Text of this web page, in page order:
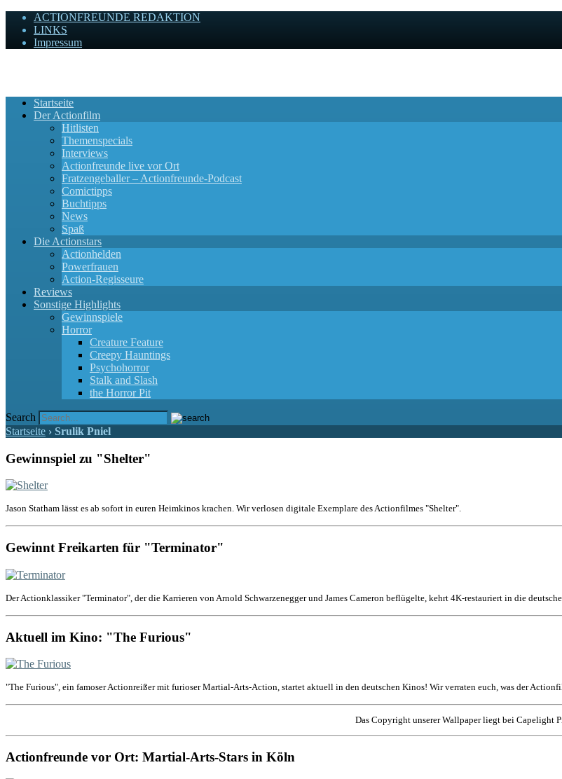
ACTIONFREUNDE REDAKTION
LINKS
Impressum
Startseite
Der Actionfilm
Hitlisten
Themenspecials
Interviews
Actionfreunde live vor Ort
Fratzengeballer – Actionfreunde-Podcast
Comictipps
Buchtipps
News
Spaß
Die Actionstars
Actionhelden
Powerfrauen
Action-Regisseure
Reviews
Sonstige Highlights
Gewinnspiele
Horror
Creature Feature
Creepy Hauntings
Psychohorror
Stalk and Slash
the Horror Pit
Search
Startseite › Srulik Pniel
Gewinnspiel zu "Shelter"
Jason Statham lässt es ab sofort in euren Heimkinos krachen. Wir verlosen digitale Exemplare des Actionfilmes "Shelter".
Gewinnt Freikarten für "Terminator"
Der Actionklassiker "Terminator", der die Karrieren von Arnold Schwarzenegger und James Cameron beflügelte, kehrt 4K-restauriert in die
Aktuell im Kino: "The Furious"
"The Furious", ein famoser Actionreißer mit furioser Martial-Arts-Action, startet aktuell in den deutschen Kinos! Wir verraten euch, was der
Das Copyright unserer Wallpaper liegt bei Capelight
Actionfreunde vor Ort: Martial-Arts-Stars in Köln